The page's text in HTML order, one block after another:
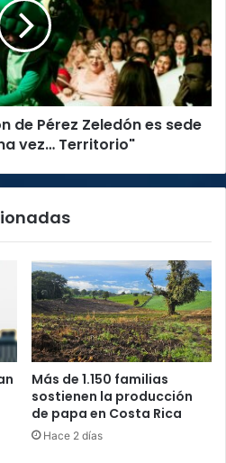
de Pérez Zeledón es sede
vez… Territorio"
Más de 1.150 familias
sostienen la producción
de papa en Costa Rica
Hace 2 días